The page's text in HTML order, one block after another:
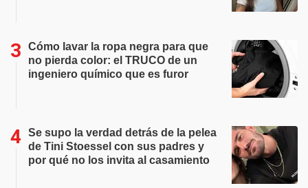
Cómo lavar la ropa negra para que
no pierda color: el TRUCO de un
ingeniero químico que es furor
Se supo la verdad detrás de la pelea
de Tini Stoessel con sus padres y
por qué no los invita al casamiento